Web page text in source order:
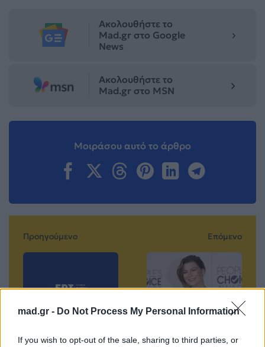
mad.gr - Do Not Process My Personal Information
If you wish to opt-out of the sale, sharing to third parties, or
Ακολουθήστε το
Mad.gr στο Google
News
Ακολουθήστε το
Mad.gr στο MSN
Μοιράσου αυτό το άρθρο
Προηγούμενο
ΕΡΤ: Εντυπωσιακή
Επόμενο
Επιστρέφει το